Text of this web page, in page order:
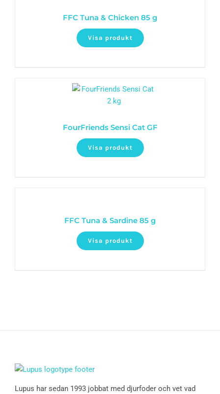
FFC Tuna & Chicken 85 g
Visa produkt
FourFriends Sensi Cat GF
Visa produkt
FFC Tuna & Sardine 85 g
Visa produkt
Lupus har sedan 1993 jobbat med djurfoder och vet vad